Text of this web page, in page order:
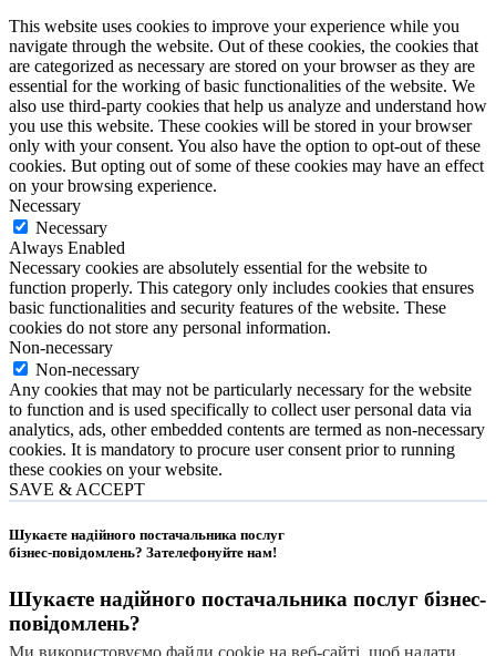
Ми використовуємо файли cookie на веб-сайті, щоб надати
This website uses cookies to improve your experience while you
navigate through the website. Out of these cookies, the cookies that
are categorized as necessary are stored on your browser as they are
essential for the working of basic functionalities of the website. We
also use third-party cookies that help us analyze and understand how
you use this website. These cookies will be stored in your browser
only with your consent. You also have the option to opt-out of these
cookies. But opting out of some of these cookies may have an effect
on your browsing experience.
Necessary
Necessary
Always Enabled
Necessary cookies are absolutely essential for the website to
function properly. This category only includes cookies that ensures
basic functionalities and security features of the website. These
cookies do not store any personal information.
Non-necessary
Non-necessary
Any cookies that may not be particularly necessary for the website
to function and is used specifically to collect user personal data via
analytics, ads, other embedded contents are termed as non-necessary
cookies. It is mandatory to procure user consent prior to running
these cookies on your website.
SAVE & ACCEPT
Шукаєте надійного постачальника послуг
бізнес-повідомлень? Зателефонуйте нам!
Шукаєте надійного постачальника послуг бізнес-
повідомлень?